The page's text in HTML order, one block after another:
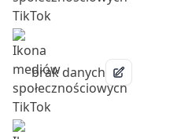
brak danych